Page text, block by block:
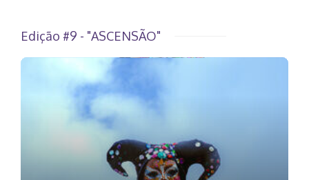
Edição #9 - "ASCENSÃO"